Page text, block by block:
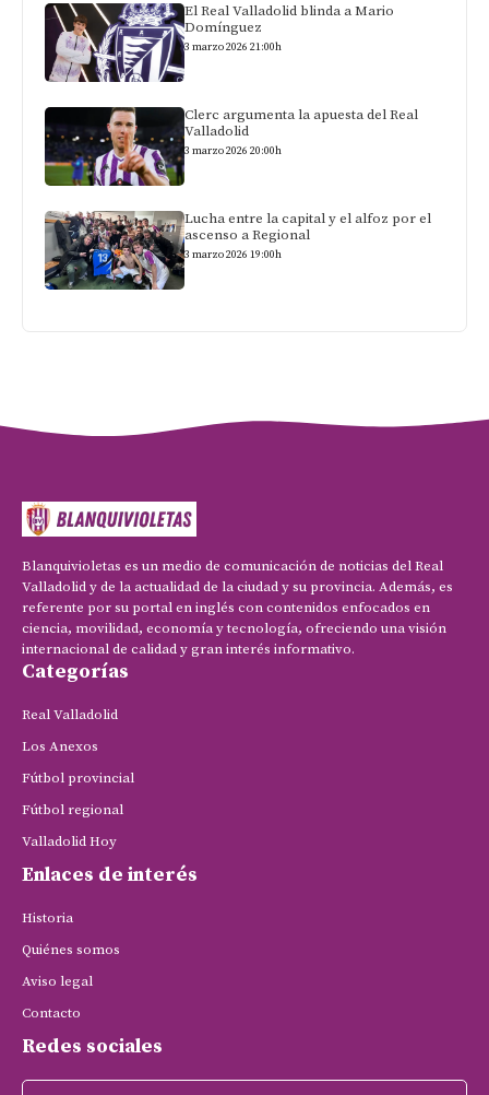
El Real Valladolid blinda a Mario
Domínguez
3 marzo 2026 21:00h
Clerc argumenta la apuesta del Real
Valladolid
3 marzo 2026 20:00h
Lucha entre la capital y el alfoz por el
ascenso a Regional
3 marzo 2026 19:00h
Blanquivioletas es un medio de comunicación de noticias del Real
Valladolid y de la actualidad de la ciudad y su provincia. Además, es
referente por su portal en inglés con contenidos enfocados en
ciencia, movilidad, economía y tecnología, ofreciendo una visión
internacional de calidad y gran interés informativo.
Categorías
Real Valladolid
Los Anexos
Fútbol provincial
Fútbol regional
Valladolid Hoy
Enlaces de interés
Historia
Quiénes somos
Aviso legal
Contacto
Redes sociales